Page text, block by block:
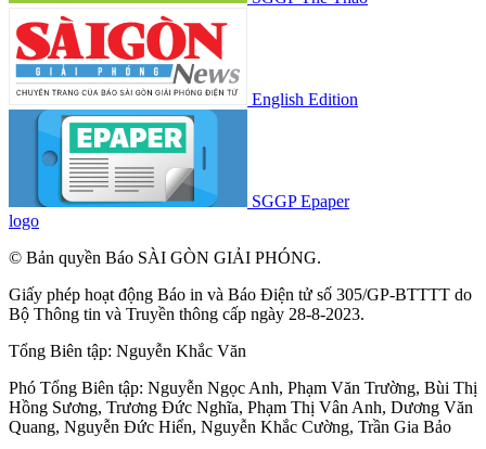
English Edition
SGGP Epaper
logo
© Bản quyền Báo SÀI GÒN GIẢI PHÓNG.
Giấy phép hoạt động Báo in và Báo Điện tử số 305/GP-BTTTT do
Bộ Thông tin và Truyền thông cấp ngày 28-8-2023.
Tổng Biên tập: Nguyễn Khắc Văn
Phó Tổng Biên tập: Nguyễn Ngọc Anh, Phạm Văn Trường, Bùi Thị
Hồng Sương, Trương Đức Nghĩa, Phạm Thị Vân Anh, Dương Văn
Quang, Nguyễn Đức Hiển, Nguyễn Khắc Cường, Trần Gia Bảo